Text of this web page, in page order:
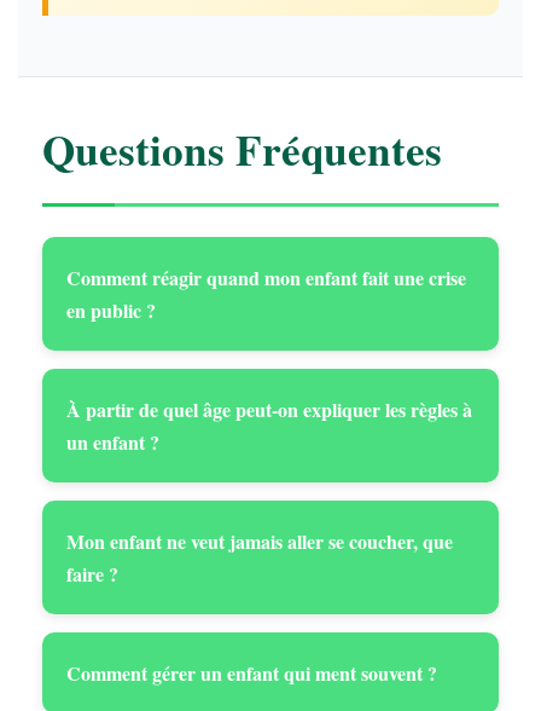
Questions Fréquentes
Comment réagir quand mon enfant fait une crise
en public ?
À partir de quel âge peut-on expliquer les règles à
un enfant ?
Mon enfant ne veut jamais aller se coucher, que
faire ?
Comment gérer un enfant qui ment souvent ?